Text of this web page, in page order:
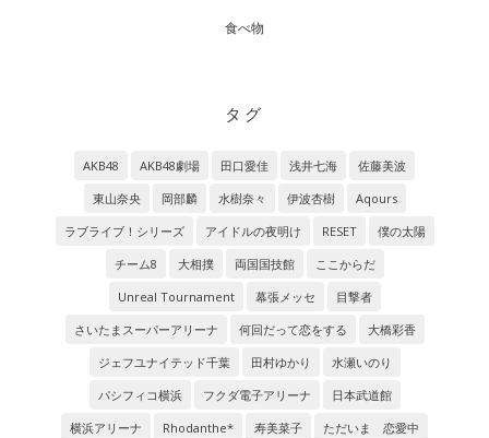
食べ物
タグ
AKB48 AKB48劇場 田口愛佳 浅井七海
佐藤美波
東山奈央
岡部麟 水樹奈々 伊波杏樹
Aqours
ラブライブ！シリーズ
アイドルの夜明け RESET
僕の太陽
チーム8
大相撲 両国国技館
ここからだ
Unreal Tournament
幕張メッセ
目撃者
さいたまスーパーアリーナ
何回だって恋をする
大橋彩香
ジェフユナイテッド千葉
田村ゆかり
水瀬いのり
パシフィコ横浜
フクダ電子アリーナ
日本武道館
横浜アリーナ
Rhodanthe* 寿美菜子
ただいま 恋愛中